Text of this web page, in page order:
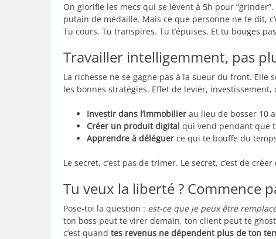
On glorifie les mecs qui se lèvent à 5h pour
putain de médaille. Mais ce que personne ne te dit,
Tu cours. Tu transpires. Tu t’épuises. Et tu bouges
Travailler intelligemment, pas
La richesse ne se gagne pas à la sueur du front. Elle
les bonnes stratégies. Effet de levier,
Investir dans l’immobilier au lieu de bosser 10
Créer un produit digital qui vend pendant que
Apprendre à déléguer ce qui te bouffe du
Le secret, c’est pas de trimer. Le secret, c’est de créer
Tu veux la liberté ? Commence
Pose-toi la question : est-ce que je peux être
ton boss peut te virer demain, ton client peut te
c’est quand tes revenus ne dépendent plus de ton